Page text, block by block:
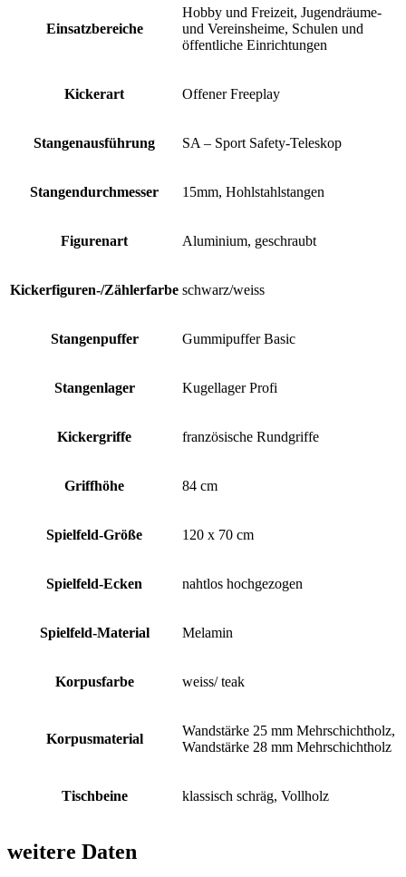
Einsatzbereiche
Hobby und Freizeit, Jugendräume-
und Vereinsheime, Schulen und
öffentliche Einrichtungen
Kickerart Offener Freeplay
Stangenausführung SA – Sport Safety-Teleskop
Stangendurchmesser 15mm, Hohlstahlstangen
Figurenart Aluminium, geschraubt
Kickerfiguren-/Zählerfarbe schwarz/weiss
Stangenpuffer Gummipuffer Basic
Stangenlager Kugellager Profi
Kickergriffe französische Rundgriffe
Griffhöhe 84 cm
Spielfeld-Größe 120 x 70 cm
Spielfeld-Ecken nahtlos hochgezogen
Spielfeld-Material Melamin
Korpusfarbe weiss/ teak
Korpusmaterial
Wandstärke 25 mm Mehrschichtholz,
Wandstärke 28 mm Mehrschichtholz
Tischbeine klassisch schräg, Vollholz
weitere Daten